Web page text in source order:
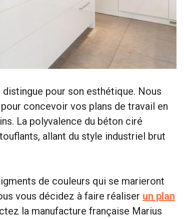
pour son esthétique. Nous
concevoir vos plans de travail en
La polyvalence du béton ciré
allant du style industriel brut
de couleurs qui se marieront
vous décidez à faire réaliser un plan
la manufacture française Marius